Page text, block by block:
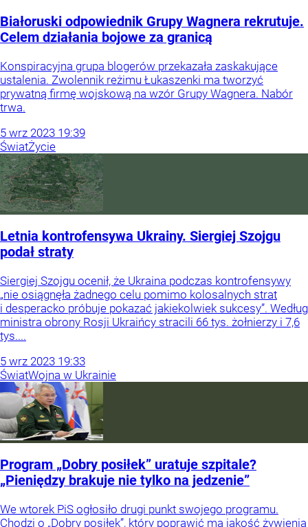
Białoruski odpowiednik Grupy Wagnera rekrutuje.
Celem działania bojowe za granicą
Konspiracyjna grupa blogerów przekazała zaskakujące
ustalenia. Zwolennik reżimu Łukaszenki ma tworzyć
prywatną firmę wojskową na wzór Grupy Wagnera. Nabór
trwa.
5 wrz 2023 19:39
ŚwiatŻycie
Letnia kontrofensywa Ukrainy. Siergiej Szojgu
podał straty
Siergiej Szojgu ocenił, że Ukraina podczas kontrofensywy
„nie osiągnęła żadnego celu pomimo kolosalnych strat
i desperacko próbuje pokazać jakiekolwiek sukcesy”. Według
ministra obrony Rosji Ukraińcy stracili 66 tys. żołnierzy i 7,6
tys....
5 wrz 2023 19:33
ŚwiatWojna w Ukrainie
Program „Dobry posiłek” uratuje szpitale?
„Pieniędzy brakuje nie tylko na jedzenie”
We wtorek PiS ogłosiło drugi punkt swojego programu.
Chodzi o „Dobry posiłek”, który poprawić ma jakość żywienia